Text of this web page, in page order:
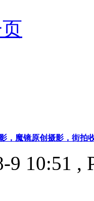
，魔镜原创摄影，街拍
9 10:51 ,